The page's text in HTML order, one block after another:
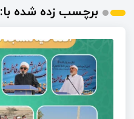
برچسب زده شده با: